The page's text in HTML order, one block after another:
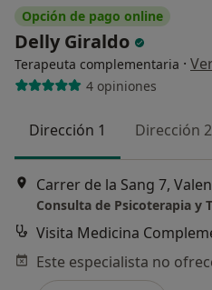
Opción de pago online
Delly Giraldo
Terapeuta complementaria ·
4 opiniones
Dirección 1 Dirección 2
Carrer de la Sang 7,